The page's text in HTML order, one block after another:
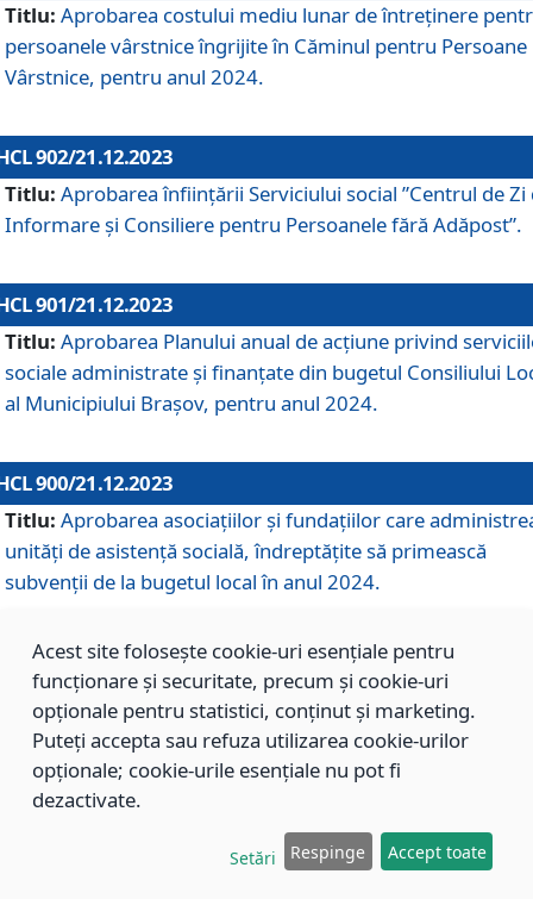
Titlu: Aprobarea costului mediu lunar de întreţinere
persoanele vârstnice îngrijite în Căminul pentru Persoane
Vârstnice, pentru anul 2024.
902/21.12.2023
Titlu: Aprobarea înființării Serviciului social ”Centrul de Zi
Informare și Consiliere pentru Persoanele fără Adăpost”.
901/21.12.2023
Titlu: Aprobarea Planului anual de acțiune privind
sociale administrate și finanțate din bugetul Consiliului
al Municipiului Brașov, pentru anul 2024.
900/21.12.2023
Titlu: Aprobarea asociațiilor şi fundațiilor care
unități de asistenţă socială, îndreptăţite să primească
subvenţii de la bugetul local în anul 2024.
899/21.12.2023
Aprobarea standardelor de cost pentru serviciile
sociale furnizate în cadrul Direcției de Asistență Socială
Brașov, pentru anul 2024.
Modificarea Anexei la H.C.L. nr. 91 din 09.02.2018,
Acest site folosește cookie-uri esențiale pentru
funcționare și securitate, precum și cookie-uri
opționale pentru statistici, conținut și marketing.
Puteți accepta sau refuza utilizarea cookie-urilor
opționale; cookie-urile esențiale nu pot fi
dezactivate.
Setări Respinge Accept toate